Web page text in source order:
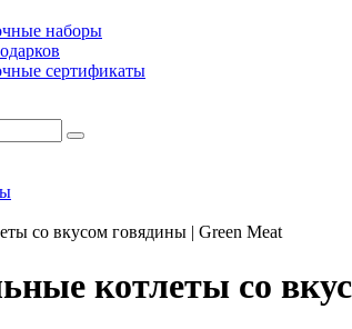
наборы
сертификаты
со вкусом говядины | Green Meat
котлеты со